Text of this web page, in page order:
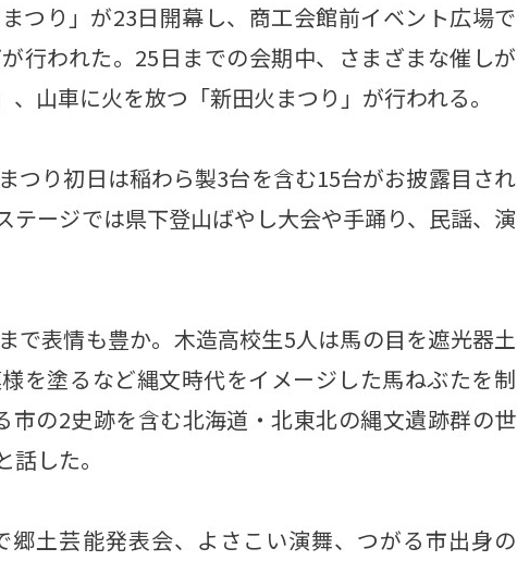
つり」が23日開幕し、商工会館前イベント広場で
行われた。25日までの会期中、さまざまな催しが
山車に火を放つ「新田火まつり」が行われる。
つり初日は稲わら製3台を含む15台がお披露目され
テージでは県下登山ばやし大会や手踊り、民謡、演
で表情も豊か。木造高校生5人は馬の目を遮光器土
を塗るなど縄文時代をイメージした馬ねぶたを制
の2史跡を含む北海道・北東北の縄文遺跡群の世
した。
土芸能発表会、よさこい演舞、つがる市出身の